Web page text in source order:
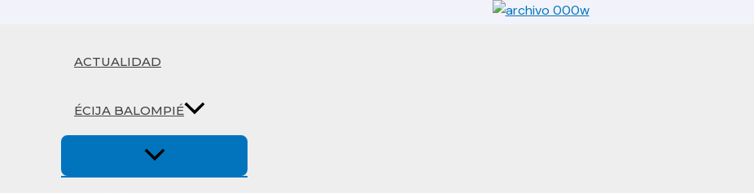
ACTUALIDAD
ÉCIJA BALOMPIÉ